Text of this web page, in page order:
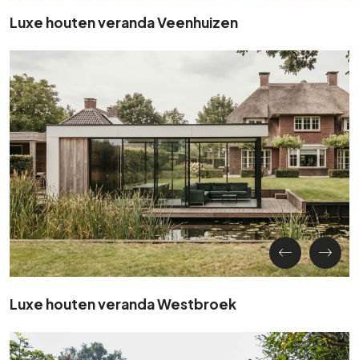
Luxe houten veranda Veenhuizen
Luxe houten veranda Westbroek